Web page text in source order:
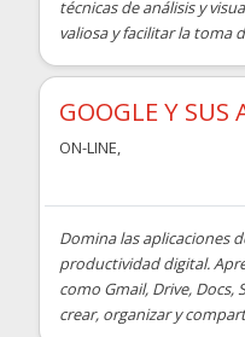
técnicas de análisis y
valiosa y facilitar la toma
GOOGLE Y SUS
ON-LINE,
Domina las aplicaciones
productividad digital.
como Gmail, Drive, Docs,
crear, organizar y